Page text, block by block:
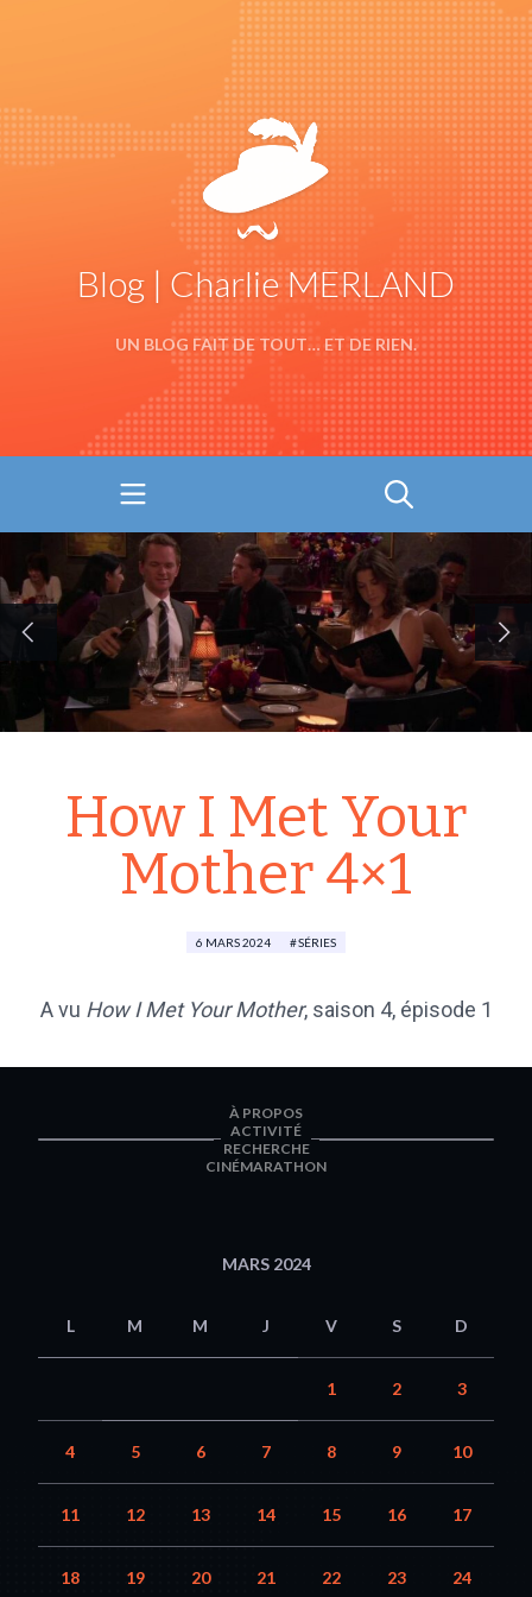
Blog | Charlie MERLAND
UN BLOG FAIT DE TOUT… ET DE RIEN.
How I Met Your
Mother 4×1
6 MARS 2024 SÉRIES
A vu How I Met Your Mother, saison 4, épisode 1
À PROPOS
ACTIVITÉ
RECHERCHE
CINÉMARATHON
MARS 2024
L M M J V S D
1 2 3
4 5 6 7 8 9 10
11 12 13 14 15 16 17
18 19 20 21 22 23 24